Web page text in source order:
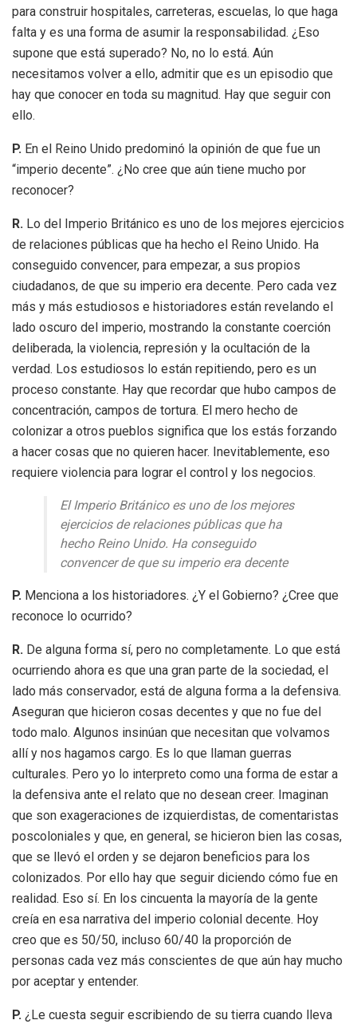
para construir hospitales, carreteras, escuelas, lo que haga
falta y es una forma de asumir la responsabilidad. ¿Eso
supone que está superado? No, no lo está. Aún
necesitamos volver a ello, admitir que es un episodio que
hay que conocer en toda su magnitud. Hay que seguir con
ello.
P. En el Reino Unido predominó la opinión de que fue un
“imperio decente”. ¿No cree que aún tiene mucho por
reconocer?
R. Lo del Imperio Británico es uno de los mejores ejercicios
de relaciones públicas que ha hecho el Reino Unido. Ha
conseguido convencer, para empezar, a sus propios
ciudadanos, de que su imperio era decente. Pero cada vez
más y más estudiosos e historiadores están revelando el
lado oscuro del imperio, mostrando la constante coerción
deliberada, la violencia, represión y la ocultación de la
verdad. Los estudiosos lo están repitiendo, pero es un
proceso constante. Hay que recordar que hubo campos de
concentración, campos de tortura. El mero hecho de
colonizar a otros pueblos significa que los estás forzando
a hacer cosas que no quieren hacer. Inevitablemente, eso
requiere violencia para lograr el control y los negocios.
El Imperio Británico es uno de los mejores
ejercicios de relaciones públicas que ha
hecho Reino Unido. Ha conseguido
convencer de que su imperio era decente
P. Menciona a los historiadores. ¿Y el Gobierno? ¿Cree que
reconoce lo ocurrido?
R. De alguna forma sí, pero no completamente. Lo que está
ocurriendo ahora es que una gran parte de la sociedad, el
lado más conservador, está de alguna forma a la defensiva.
Aseguran que hicieron cosas decentes y que no fue del
todo malo. Algunos insinúan que necesitan que volvamos
allí y nos hagamos cargo. Es lo que llaman guerras
culturales. Pero yo lo interpreto como una forma de estar a
la defensiva ante el relato que no desean creer. Imaginan
que son exageraciones de izquierdistas, de comentaristas
poscoloniales y que, en general, se hicieron bien las cosas,
que se llevó el orden y se dejaron beneficios para los
colonizados. Por ello hay que seguir diciendo cómo fue en
realidad. Eso sí. En los cincuenta la mayoría de la gente
creía en esa narrativa del imperio colonial decente. Hoy
creo que es 50/50, incluso 60/40 la proporción de
personas cada vez más conscientes de que aún hay mucho
por aceptar y entender.
P. ¿Le cuesta seguir escribiendo de su tierra cuando lleva